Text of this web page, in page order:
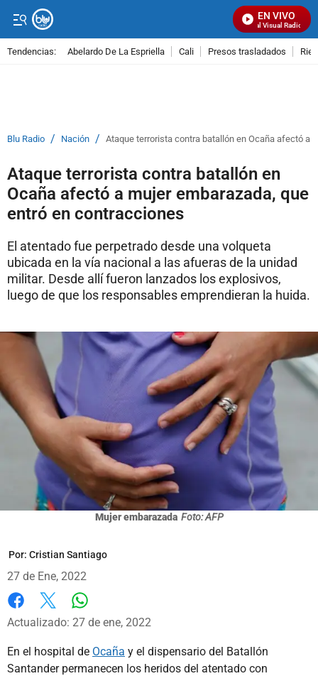
EN VIVO
Señal Visual Radio
Tendencias: Abelardo De La Espriella Cali Presos trasladados
Blu Radio / Nación / Ataque terrorista contra batallón en Ocaña afectó a
Ataque terrorista contra batallón en
Ocaña afectó a mujer embarazada, que
entró en contracciones
El atentado fue perpetrado desde una volqueta
ubicada en la vía nacional a las afueras de la unidad
militar. Desde allí fueron lanzados los explosivos,
luego de que los responsables emprendieran la huida.
Mujer embarazada Foto: AFP
Por: Cristian Santiago
27 de Ene, 2022
Facebook
X
Actualizado: 27 de ene, 2022
En el hospital de Ocaña y el dispensario del Batallón
Santander permanecen los heridos del atentado con